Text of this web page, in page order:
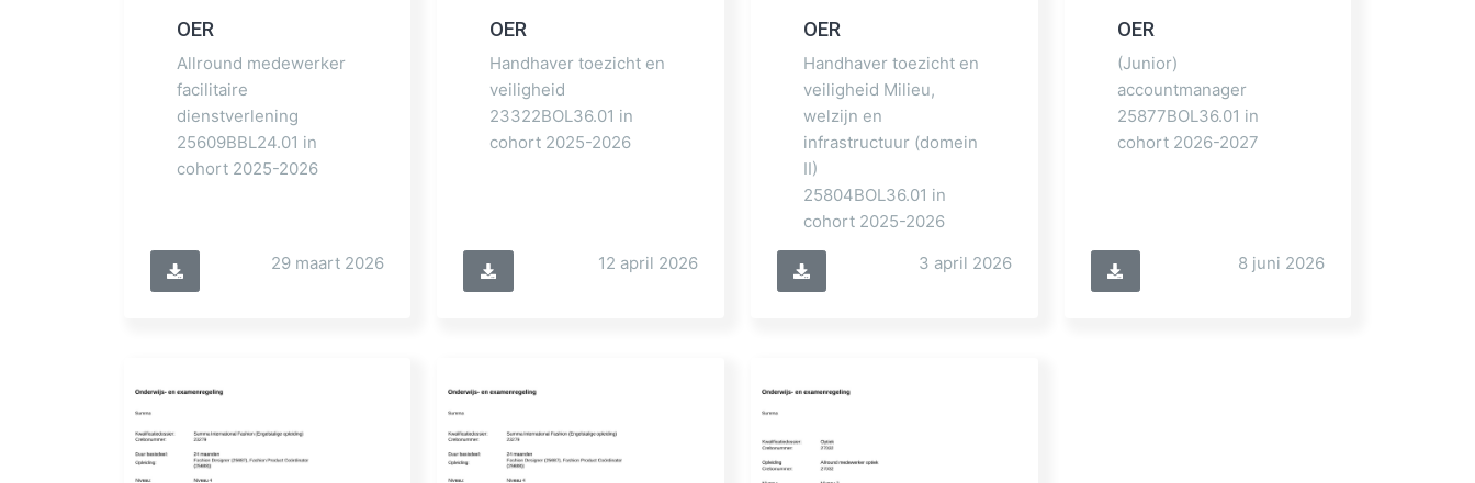
OER
Allround medewerker
facilitaire
dienstverlening
25609BBL24.01 in
cohort 2025-2026
29 maart 2026
OER
Handhaver toezicht en
veiligheid
23322BOL36.01 in
cohort 2025-2026
12 april 2026
OER
Handhaver toezicht en
veiligheid Milieu,
welzijn en
infrastructuur (domein
II)
25804BOL36.01 in
cohort 2025-2026
3 april 2026
OER
(Junior)
accountmanager
25877BOL36.01 in
cohort 2026-2027
8 juni 2026